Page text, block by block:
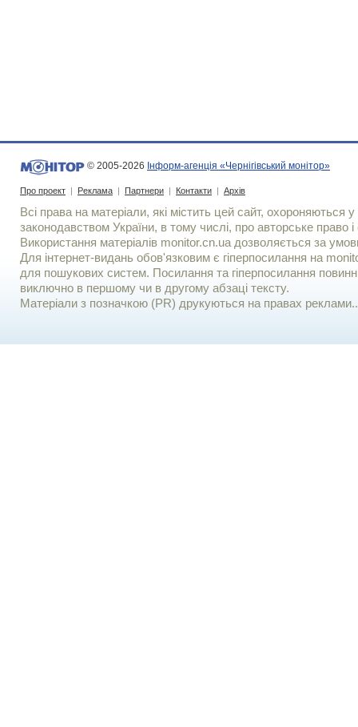
© 2005-2026 Інформ-агенція «Чернігівський монітор»
Про проект | Реклама | Партнери | Контакти | Архів
Всі права на матеріали, які містить цей сайт, охороняються у
законодавством України, в тому числі, про авторське право і
Використання матерiалiв monitor.cn.ua дозволяється за
Для iнтернет-видань обов'язковим є гiперпосилання на
для пошукових систем. Посилання та гіперпосилання
виключно в першому чи в другому абзаці тексту.
Матеріали з позначкою (PR) друкуються на правах реклами..